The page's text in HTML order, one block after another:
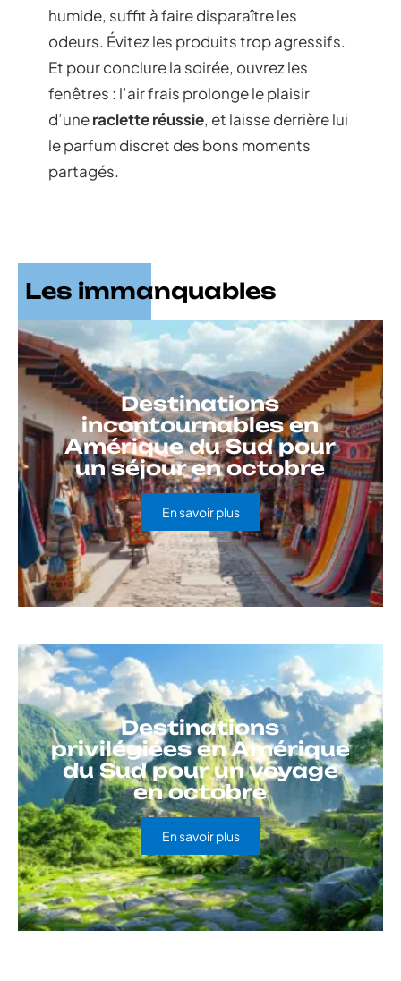
humide, suffit à faire disparaître les
odeurs. Évitez les produits trop agressifs.
Et pour conclure la soirée, ouvrez les
fenêtres : l’air frais prolonge le plaisir
d’uneraclette réussie, et laisse derrière lui
le parfum discret des bons moments
partagés.
Les immanquables
Destinations
incontournables en
Amérique du Sud pour
un séjour en octobre
En savoir plus
Destinations
privilégiées en Amérique
du Sud pour un voyage
en octobre
En savoir plus